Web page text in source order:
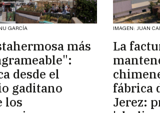
GARCÍA
más
desde el
gaditano
los
IMAGEN: JUAN
La
fábrica
Jerez: